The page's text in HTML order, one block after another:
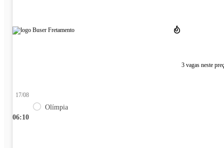
3 vagas neste
06:10
17/08
Olímpia